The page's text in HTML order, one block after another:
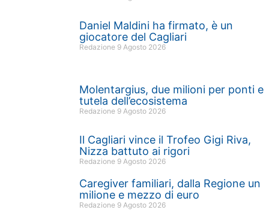
Daniel Maldini ha firmato, è un
giocatore del Cagliari
Redazione 9 Agosto 2026
Molentargius, due milioni per ponti e
tutela dell’ecosistema
Redazione 9 Agosto 2026
Il Cagliari vince il Trofeo Gigi Riva,
Nizza battuto ai rigori
Redazione 9 Agosto 2026
Caregiver familiari, dalla Regione un
milione e mezzo di euro
Redazione 9 Agosto 2026